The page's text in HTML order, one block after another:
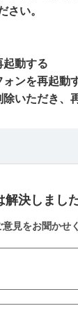
さい。
起動する
ンを再起動
いただき、
解決しまし
見をお聞かせ